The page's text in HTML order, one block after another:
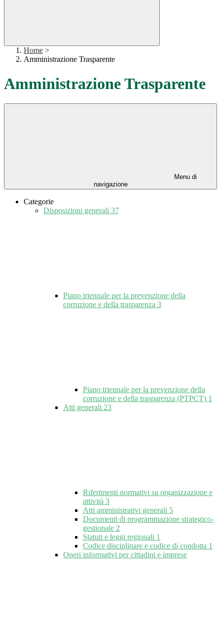
Home >
Amministrazione Trasparente
Amministrazione Trasparente
Menu di
navigazione
Categorie
Disposizioni generali 37
Piano triennale per la prevenzione della
corruzione e della trasparenza 3
Piano triennale per la prevenzione della
corruzione e della trasparenza (PTPCT) 1
Atti generali 23
Riferimenti normativi su organizzazione e
attività 3
Atti amministrativi generali 5
Documenti di programmazione strategico-
gestionale 2
Statuti e leggi regionali 1
Codice disciplinare e codice di condotta 1
Oneri informativi per cittadini e imprese